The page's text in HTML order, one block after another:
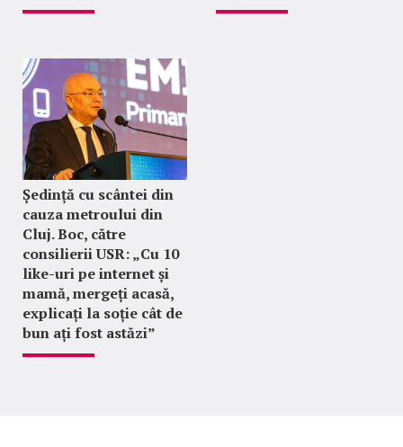
Ședință cu scântei din
cauza metroului din
Cluj. Boc, către
consilierii USR: „Cu 10
like-uri pe internet și
mamă, mergeți acasă,
explicați la soție cât de
bun ați fost astăzi”